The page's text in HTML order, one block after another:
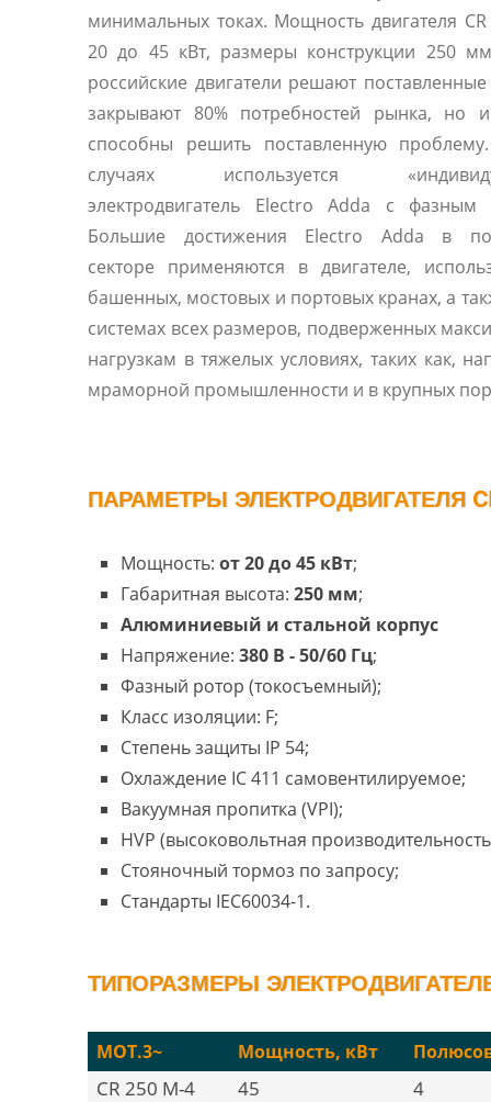
минимальных токах. Мощность двигателя
20 до 45 кВт, размеры конструкции 250
российские двигатели решают поставленные задачи и
закрывают 80% потребностей рынка, но
способны решить поставленную
случаях используется
электродвигатель Electro Adda с фазным
Большие достижения Electro Adda в
секторе применяются в двигателе,
башенных, мостовых и портовых кранах, а
системах всех размеров, подверженных
нагрузкам в тяжелых условиях, таких как,
мраморной промышленности и в крупных
ПАРАМЕТРЫ ЭЛЕКТРОДВИГАТЕЛЯ
Мощность: от 20 до 45 кВт;
Габаритная высота: 250 мм;
Алюминиевый и стальной корпус
Напряжение: 380 В - 50/60 Гц;
Фазный ротор (токосъемный);
Класс изоляции: F;
Степень защиты IP 54;
Охлаждение IC 411 самовентилируемое;
Вакуумная пропитка (VPI);
HVP (высоковольтная
Стояночный тормоз по запросу;
Стандарты IEC60034-1.
ТИПОРАЗМЕРЫ
MOT.3~ Мощность, кВт
CR 250 M-4 45
4